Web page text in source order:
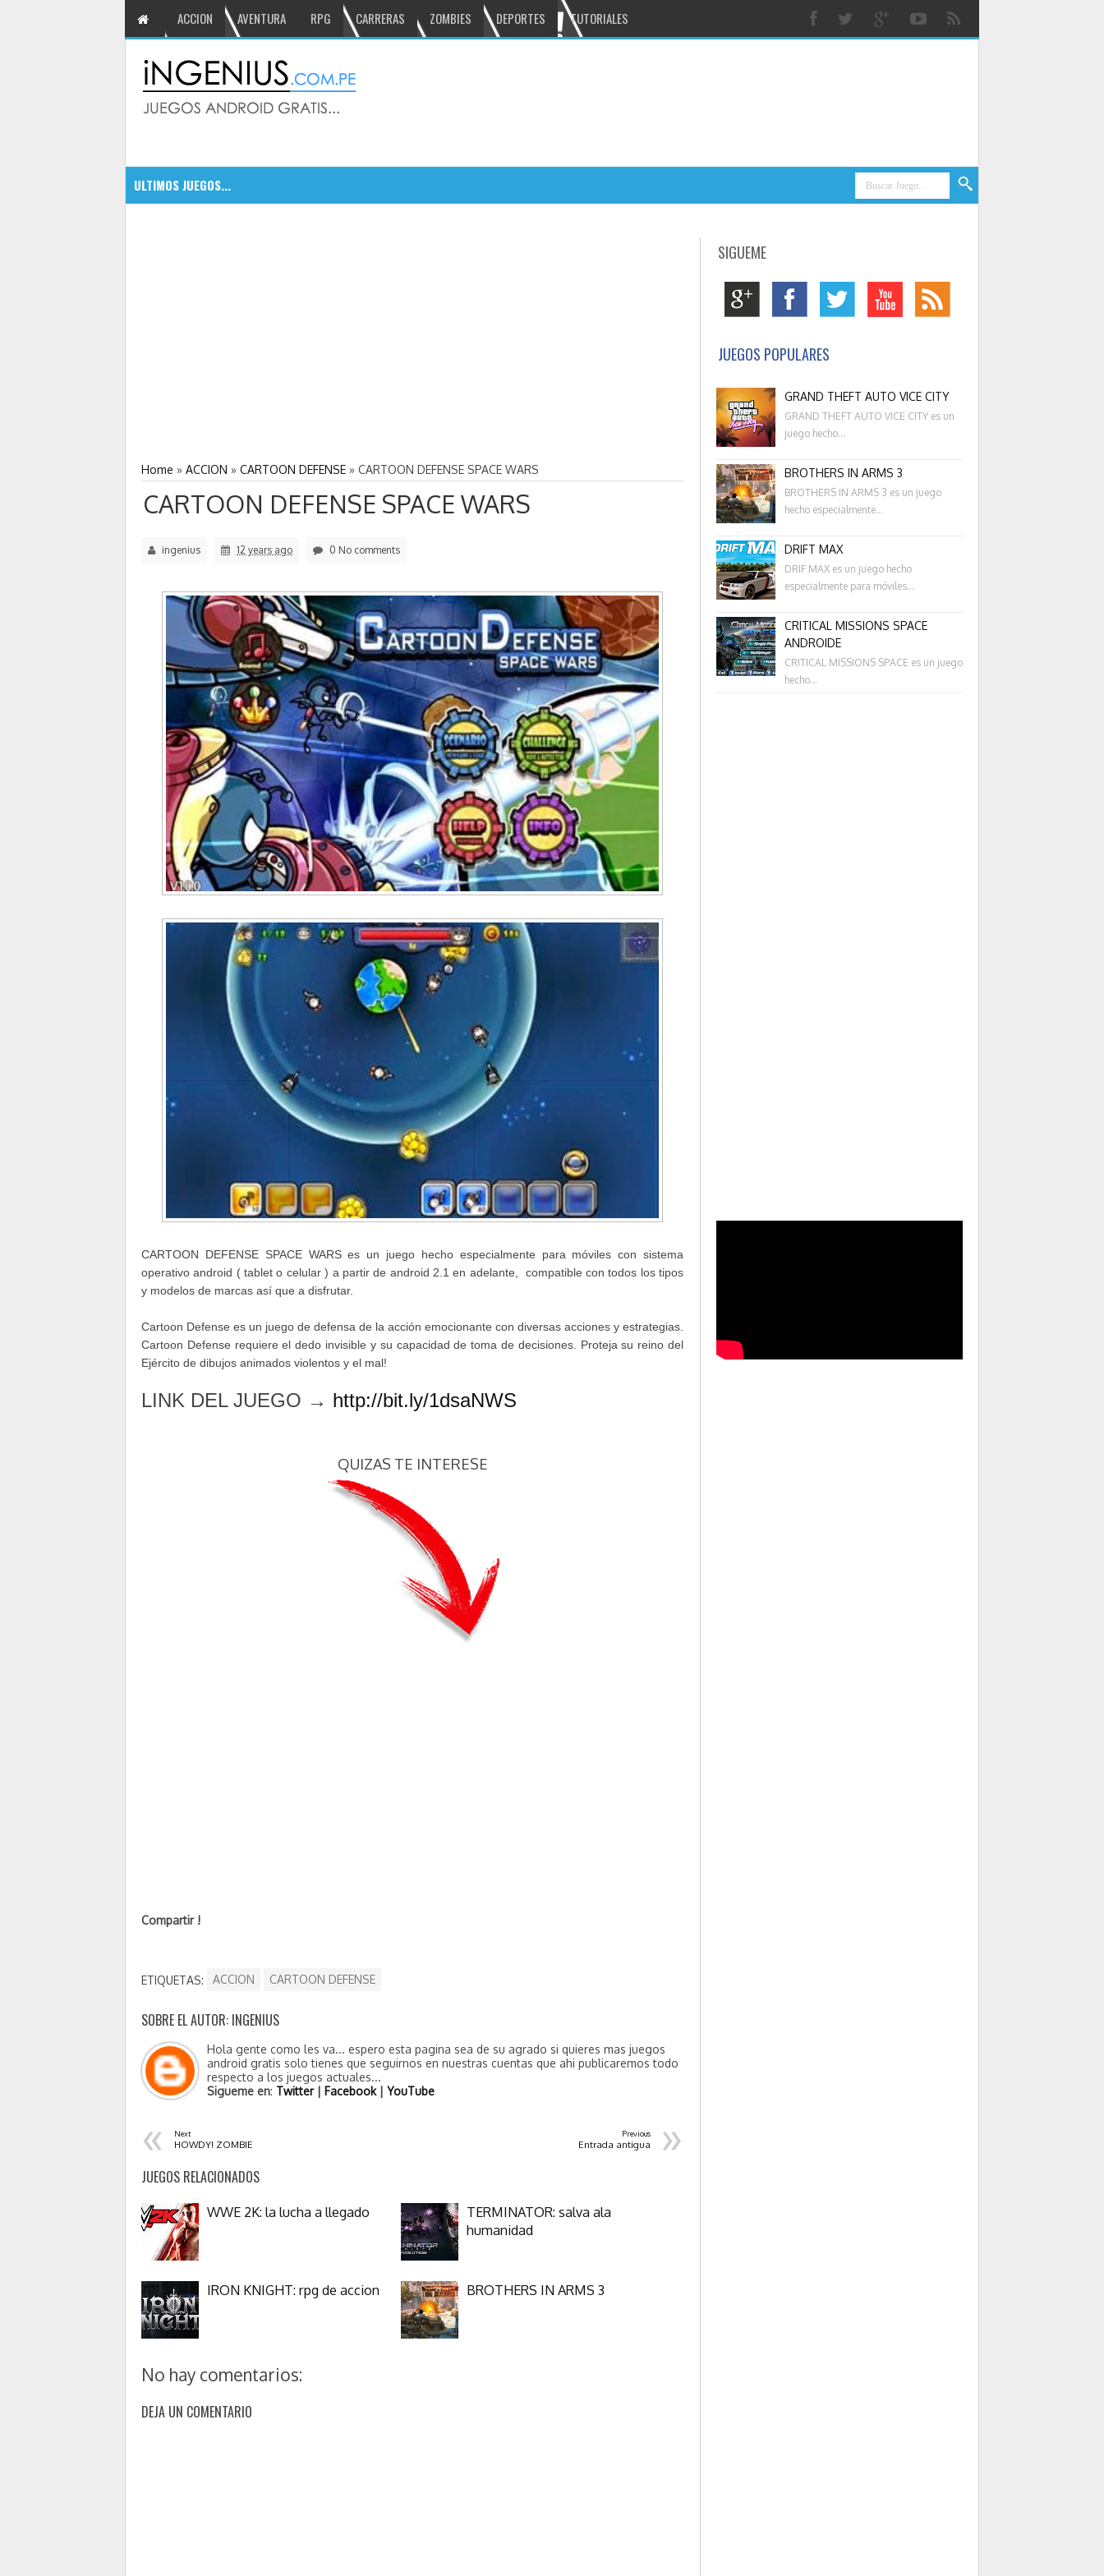
ACCION AVENTURA RPG CARRERAS ZOMBIES DEPORTES TUTORIALES
ULTIMOS JUEGOS...
Home » ACCION » CARTOON DEFENSE » CARTOON DEFENSE SPACE WARS
CARTOON DEFENSE SPACE WARS
ingenius 12 years ago 0 No comments
CARTOON DEFENSE SPACE WARS es un juego hecho especialmente para móviles con sistema
operativo android ( tablet o celular ) a partir de android 2.1 en adelante, compatible con todos los tipos
y modelos de marcas así que a disfrutar.
Cartoon Defense es un juego de defensa de la acción emocionante con diversas acciones y estrategias.
Cartoon Defense requiere el dedo invisible y su capacidad de toma de decisiones. Proteja su reino del
Ejército de dibujos animados violentos y el mal!
LINK DEL JUEGO → http://bit.ly/1dsaNWS
QUIZAS TE INTERESE
Compartir !
ETIQUETAS: ACCION CARTOON DEFENSE
SOBRE EL AUTOR: INGENIUS
Hola gente como les va... espero esta pagina sea de su agrado si quieres mas juegos
android gratis solo tienes que seguirnos en nuestras cuentas que ahi publicaremos todo
respecto a los juegos actuales...
Sigueme en: Twitter| Facebook| YouTube
« Next
HOWDY! ZOMBIE »
Previous
Entrada antigua
JUEGOS RELACIONADOS
WWE 2K: la lucha a llegado
TERMINATOR: salva ala
humanidad
IRON KNIGHT: rpg de accion BROTHERS IN ARMS 3
No hay comentarios:
DEJA UN COMENTARIO
SIGUEME
JUEGOS POPULARES
GRAND THEFT AUTO VICE CITY
GRAND THEFT AUTO VICE CITY es un
juego hecho...
BROTHERS IN ARMS 3
BROTHERS IN ARMS 3 es un juego
hecho especialmente...
DRIFT MAX
DRIF MAX es un juego hecho
especialmente para móviles...
CRITICAL MISSIONS SPACE
ANDROIDE
CRITICAL MISSIONS SPACE es un juego
hecho...